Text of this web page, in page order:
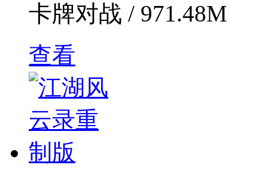
卡牌对战 / 971.48M
查看